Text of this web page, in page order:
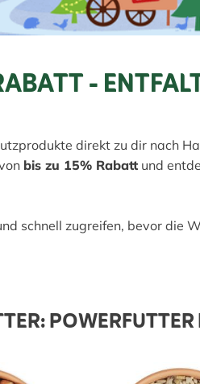
-
direkt zu dir nach
bis zu 15% Rabatt und
schnell zugreifen, bevor die